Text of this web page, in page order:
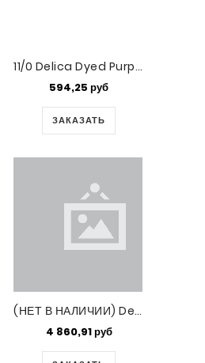
11/0 Delica Dyed Purple Silk Satin -50gm (DB1810-50)
594,25 руб
ЗАКАЗАТЬ
(НЕТ В НАЛИЧИИ) Delica Bd Crystal-silk Satin 100gm Bag (DB635)
4 860,91 руб